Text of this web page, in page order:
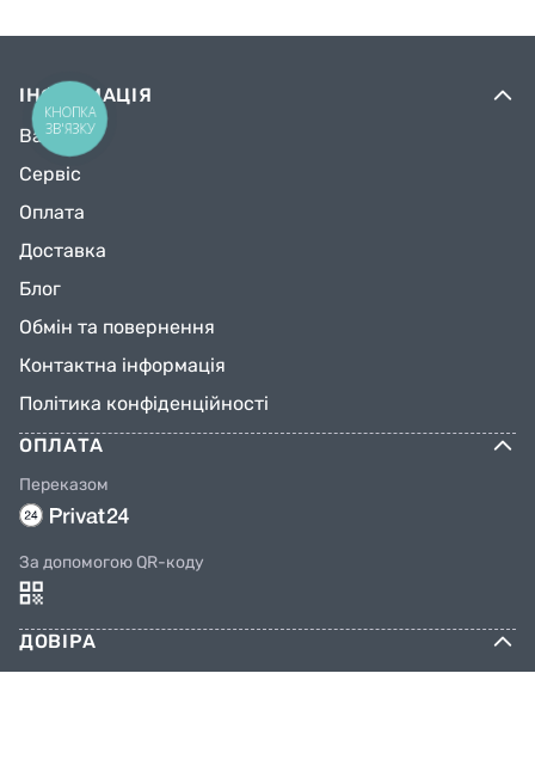
ІНФОРМАЦІЯ
Вакансії
Сервіс
Оплата
Доставка
Блог
Обмін та повернення
Контактна інформація
Політика конфіденційності
ОПЛАТА
Переказом
За допомогою QR-коду
ДОВІРА
КНОПКА
ЗВ'ЯЗКУ